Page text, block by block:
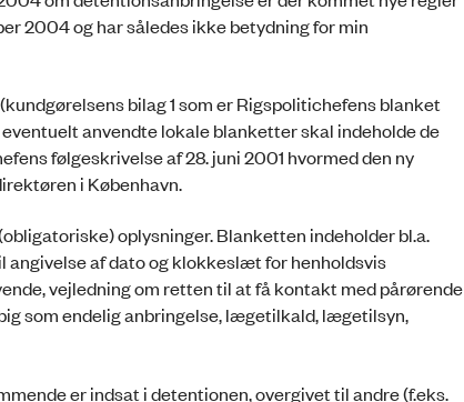
2004 og har således ikke betydning for min
bilag 1 som er Rigspolitichefens blanket
anvendte lokale blanketter skal indeholde de
følgeskrivelse af 28. juni 2001 hvormed den ny
i København.
oplysnin­ger. Blanketten indeholder bl.a.
angivelse af dato og klokkeslæt for henholdsvis
vejledning om retten til at få kontakt med pårørende
som endelig anbringelse, lægetilkald, lægetilsyn,
er indsat i detentio­nen, overgivet til andre (f.eks.